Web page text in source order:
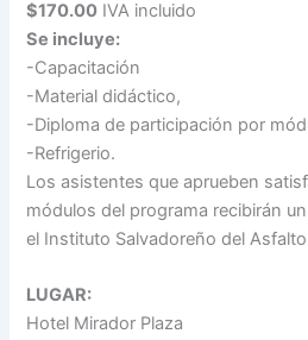
$170.00 IVA incluido
Se incluye:
-Capacitación
-Material didáctico,
-Diploma de participación por
-Refrigerio.
Los asistentes que aprueben
módulos del programa recibirán
el Instituto Salvadoreño del Asfalto
LUGAR:
Hotel Mirador Plaza